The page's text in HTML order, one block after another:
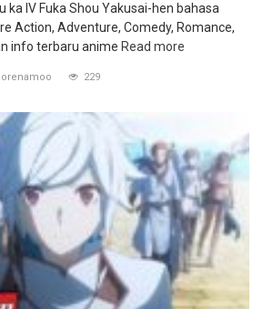
ka IV Fuka Shou Yakusai-hen bahasa
Action, Adventure, Comedy, Romance,
info terbaru anime Read more
229